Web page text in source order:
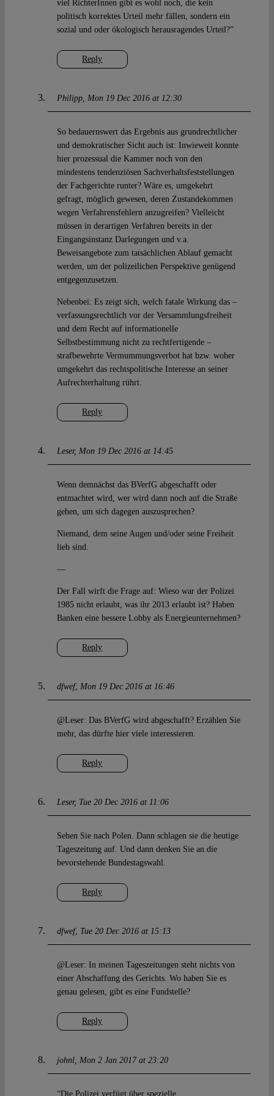
Reply
viel RichterInnen gibt es wohl noch, die kein
politisch korrektes Urteil mehr fällen, sondern ein
sozial und oder ökologisch herausragendes Urteil?”
Philipp Mon 19 Dec 2016 at 12:30
Reply
So bedauernswert das Ergebnis aus grundrechtlicher
und demokratischer Sicht auch ist: Inwieweit konnte
hier prozessual die Kammer noch von den
mindestens tendenziösen Sachverhaltsfeststellungen
der Fachgerichte runter? Wäre es, umgekehrt
gefragt, möglich gewesen, deren Zustandekommen
wegen Verfahrensfehlern anzugreifen? Vielleicht
müssen in derartigen Verfahren bereits in der
Eingangsinstanz Darlegungen und v.a.
Beweisangebote zum tatsächlichen Ablauf gemacht
werden, um der polizeilichen Perspektive genügend
entgegenzusetzen.
Nebenbei: Es zeigt sich, welch fatale Wirkung das –
verfassungsrechtlich vor der Versammlungsfreiheit
und dem Recht auf informationelle
Selbstbestimmung nicht zu rechtfertigende –
strafbewehrte Vermummungsverbot hat bzw. woher
umgekehrt das rechtspolitische Interesse an seiner
Aufrechterhaltung rührt.
Leser Mon 19 Dec 2016 at 14:45
Reply
Wenn demnächst das BVerfG abgeschafft oder
entmachtet wird, wer wird dann noch auf die Straße
gehen, um sich dagegen auszusprechen?
Niemand, dem seine Augen und/oder seine Freiheit
lieb sind.
—
Der Fall wirft die Frage auf: Wieso war der Polizei
1985 nicht erlaubt, was ihr 2013 erlaubt ist? Haben
Banken eine bessere Lobby als Energieunternehmen?
dfwef Mon 19 Dec 2016 at 16:46
Reply
@Leser: Das BVerfG wird abgeschafft? Erzählen Sie
mehr, das dürfte hier viele interessieren.
Leser Tue 20 Dec 2016 at 11:06
Reply
Sehen Sie nach Polen. Dann schlagen sie die heutige
Tageszeitung auf. Und dann denken Sie an die
bevorstehende Bundestagswahl.
dfwef Tue 20 Dec 2016 at 15:13
Reply
@Leser: In meinen Tageszeitungen steht nichts von
einer Abschaffung des Gerichts. Wo haben Sie es
genau gelesen, gibt es eine Fundstelle?
johnl Mon 2 Jan 2017 at 23:20
“Die Polizei verfügt über spezielle